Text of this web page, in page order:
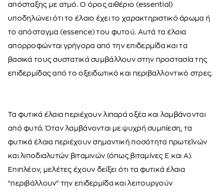
απόσταξης με ατμό. Ο όρος αιθέριο (essential)
υποδηλώνει ότι το έλαιο έχει το χαρακτηριστικό άρωμα ή
το απόσταγμα (essence) του φυτού. Αυτά τα έλαια
απορροφώνται γρήγορα από την επιδερμίδα και τα
βασικά τους συστατικά συμβάλλουν στην προστασία της
επιδερμίδας από το οξειδωτικό και περιβαλλοντικό στρες.
Τα φυτικά έλαια περιέχουν λιπαρά οξέα και λαμβάνονται
από φυτά. Όταν λαμβάνονται με ψυχρή συμπίεση, τα
φυτικά έλαια περιέχουν σημαντική ποσότητα πρωτεϊνών
και λιποδιαλυτών βιταμινών (όπως βιταμίνες E και A).
Επιπλέον, μελέτες έχουν δείξει ότι τα φυτικά έλαια
"περιβάλλουν" την επιδερμίδα και λειτουργούν